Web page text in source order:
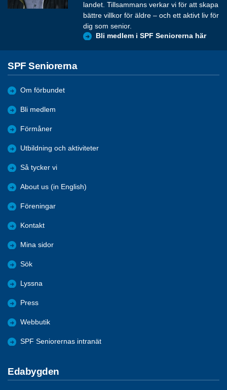
landet. Tillsammans verkar vi för att skapa
bättre villkor för äldre – och ett aktivt liv för
dig som senior.
Bli medlem i SPF Seniorerna här
SPF Seniorerna
Om förbundet
Bli medlem
Förmåner
Utbildning och aktiviteter
Så tycker vi
About us (in English)
Föreningar
Kontakt
Mina sidor
Sök
Lyssna
Press
Webbutik
SPF Seniorernas intranät
Edabygden